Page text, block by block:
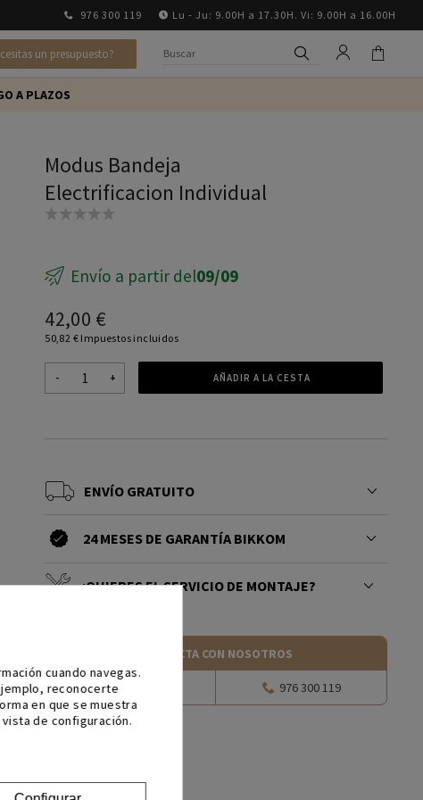
976 300 119 Lu - Ju: 9.00H a 17.30H. Vi: 9.00H a 16.00H
un presupuesto?
A PLAZOS
Modus Bandeja
Electrificacion Individual
Envío a partir del09/09
42,00 €
50,82 € Impuestos incluidos
- + AÑADIR A LA CESTA
ENVÍO GRATUITO
24 MESES DE GARANTÍA BIKKOM
¿QUIERES EL SERVICIO DE MONTAJE?
CONTACTA CON NOSOTROS
Escríbenos 976 300 119
cuando navegas.
reconocerte
en que se muestra
de configuración.